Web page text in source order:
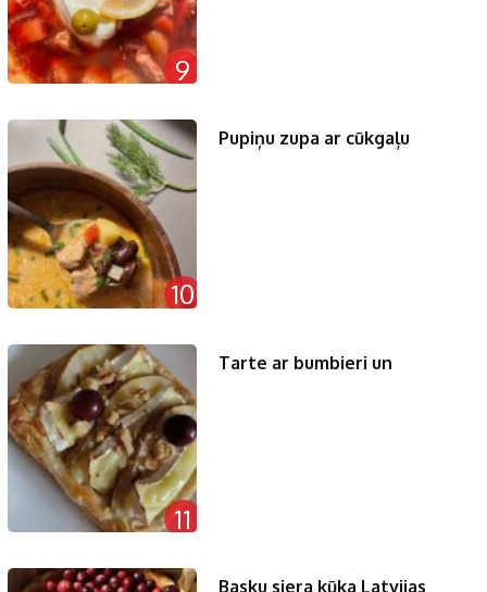
9
10
Pupiņu zupa ar cūkgaļu
11
Tarte ar bumbieri un
Basku siera kūka Latvijas